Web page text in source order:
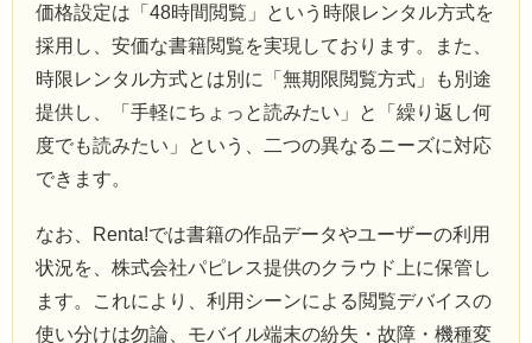
価格設定は「48時間閲覧」という時限レンタル方式を
採用し、安価な書籍閲覧を実現しております。また、
時限レンタル方式とは別に「無期限閲覧方式」も別途
提供し、「手軽にちょっと読みたい」と「繰り返し何
度でも読みたい」という、二つの異なるニーズに対応
できます。
なお、Renta!では書籍の作品データやユーザーの利用
状況を、株式会社パピレス提供のクラウド上に保管し
ます。これにより、利用シーンによる閲覧デバイスの
使い分けは勿論、モバイル端末の紛失・故障・機種変